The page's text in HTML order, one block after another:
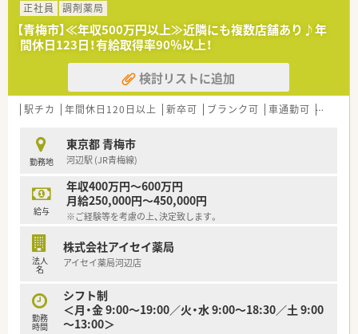
正社員
調剤薬局
【青梅市】≪年収500万円以上≫近隣にも複数店舗あり♪年
間休日123日！有給取得率90％以上！
検討リストに追加
駅チカ 年間休日120日以上 新卒可 ブランク可 車通勤可 高給与
勤務地
東京都 青梅市
河辺駅 (JR青梅線)
給与
年収400万円～600万円
月給250,000円～450,000円
※ご経験等を考慮の上、決定致します。
法人
名
株式会社アイセイ薬局
アイセイ薬局河辺店
勤務
時間
シフト制
＜月・金 9:00～19:00／火・水 9:00～18:30／土 9:00
～13:00＞